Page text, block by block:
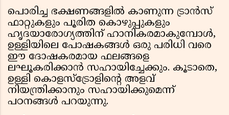
പൊരിച്ച ഭക്ഷണങ്ങളിൽ കാണുന്ന ട്രാൻസ്
ഫാറ്റുകളും പൂരിത കൊഴുപ്പുകളും
ഹൃദയാരോഗ്യത്തിന് ഹാനികരമാകുമ്പോൾ,
ഉള്ളിയിലെ പോഷകങ്ങൾ ഒരു പരിധി വരെ
ഈ ദോഷകരമായ ഫലങ്ങളെ
ലഘൂകരിക്കാൻ സഹായിച്ചേക്കും. കൂടാതെ,
ഉള്ളി കൊളസ്ട്രോളിന്റെ അളവ്
നിയന്ത്രിക്കാനും സഹായിക്കുമെന്ന്
പഠനങ്ങൾ പറയുന്നു.